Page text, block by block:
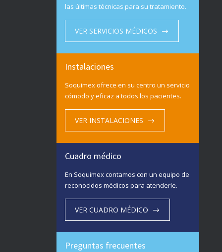
las últimas técnicas para su tratamiento.
VER SERVICIOS MÉDICOS
Instalaciones
Soquimex ofrece en su centro un servicio
cómodo y eficaz a todos los pacientes.
VER INSTALACIONES
Cuadro médico
En Soquimex contamos con un equipo de
reconocidos médicos para atenderle.
VER CUADRO MÉDICO
Preguntas frecuentes